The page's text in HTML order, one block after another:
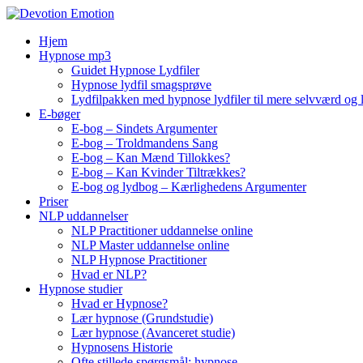
Skip
contentHjem
Hypnose mp3
Guidet Hypnose Lydfiler
Hypnose lydfil smagsprøve
Lydfilpakken med hypnose lydfiler til mere selvværd og
E-bøger
E-bog – Sindets Argumenter
E-bog – Troldmandens Sang
E-bog – Kan Mænd Tillokkes?
E-bog – Kan Kvinder Tiltrækkes?
E-bog og lydbog – Kærlighedens Argumenter
Priser
NLP uddannelser
NLP Practitioner uddannelse online
NLP Master uddannelse online
NLP Hypnose Practitioner
Hvad er NLP?
Hypnose studier
Hvad er Hypnose?
Lær hypnose (Grundstudie)
Lær hypnose (Avanceret studie)
Hypnosens Historie